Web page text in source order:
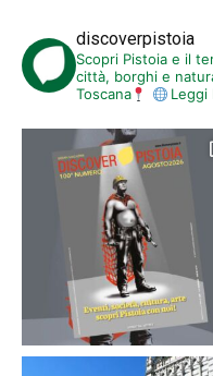
discoverpistoia
Scopri Pistoia e il
città, borghi e
Toscana
Leggi